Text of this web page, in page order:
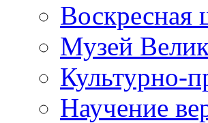
Воскресная
Музей
Культурно-
Научение